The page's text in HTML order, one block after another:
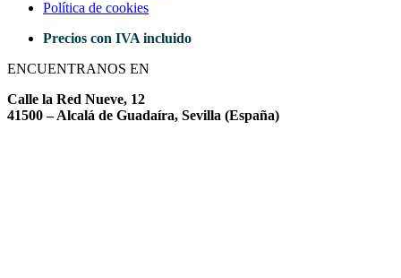
Política de cookies
Precios con IVA incluido
ENCUENTRANOS EN
Calle la Red Nueve, 12
41500 – Alcalá de Guadaíra, Sevilla (España)